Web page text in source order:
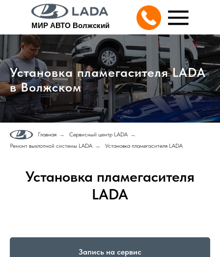
МИР АВТО Волжский
Установка пламегасителя LADA
в Волжском
Главная → Сервисный центр LADA →
Ремонт выхлопной системы LADA → Установка пламегасителя LADA
Установка пламегасителя
LADA
Запись на сервис